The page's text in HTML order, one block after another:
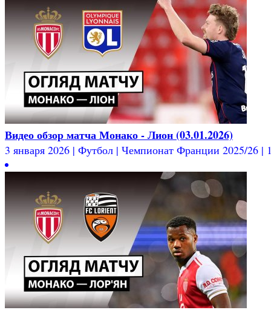
Видео обзор матча Монако - Лион (03.01.2026)
3 января 2026 | Футбол | Чемпионат Франции 2025/26 |